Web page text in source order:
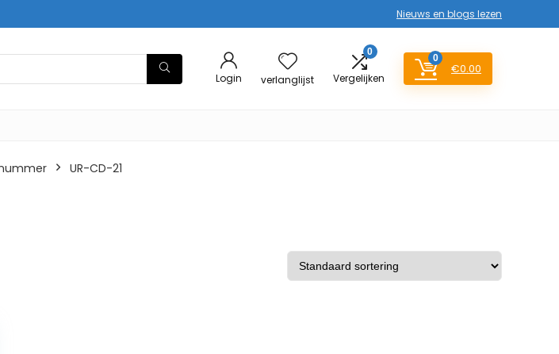
Nieuws en blogs lezen
Login verlanglijst
0
Vergelijken
0
€0.00
‎UR-CD-21